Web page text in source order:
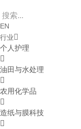
EN
行业
个人护理
油田与水处理
农用化学品
造纸与膜科技